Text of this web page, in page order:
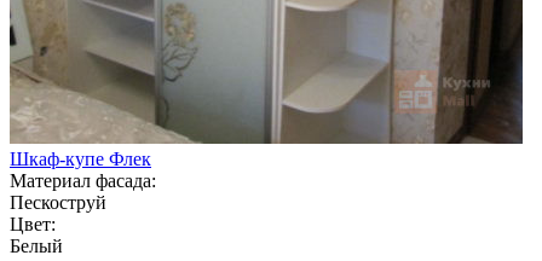
Шкаф-купе Флек
Материал фасада:
Пескоструй
Цвет:
Белый